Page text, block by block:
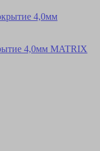
4,0мм MATRIX